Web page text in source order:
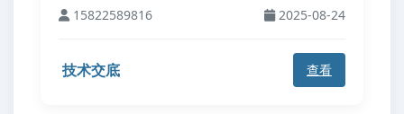
15822589816 2025-08-24
技术交底 查看